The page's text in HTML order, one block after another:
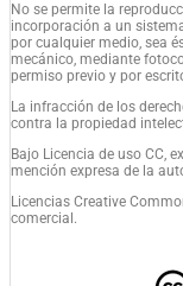
No se permite la
incorporación a un
por cualquier medio, sea
mecánico, mediante
permiso previo y por
La infracción de los
contra la propiedad
Bajo Licencia de uso CC,
mención expresa de la
Licencias Creative
comercial.